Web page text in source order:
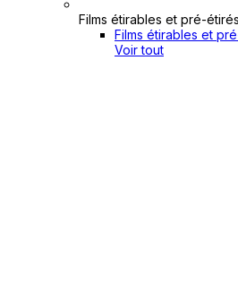
Films étirables et pré-
Films étirables et
Voir tout